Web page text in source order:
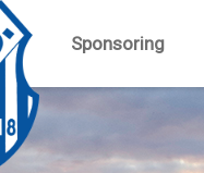
Sponsoring